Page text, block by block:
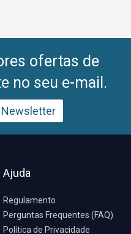
ofertas de
no seu e-mail.
Ajuda
Regulamento
Perguntas Frequentes (FAQ)
Política de Privacidade